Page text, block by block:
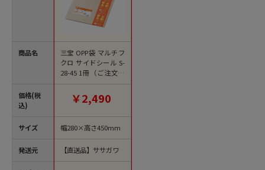
商品名
価格(税
込)
サイズ
発送元
三宝 OPP袋 マルチフ
クロ サイドシール S-
28-45 1冊（ご注文単
位1冊）【直送品】
￥2,490
幅280×高さ450mm
【直送品】ササガワ